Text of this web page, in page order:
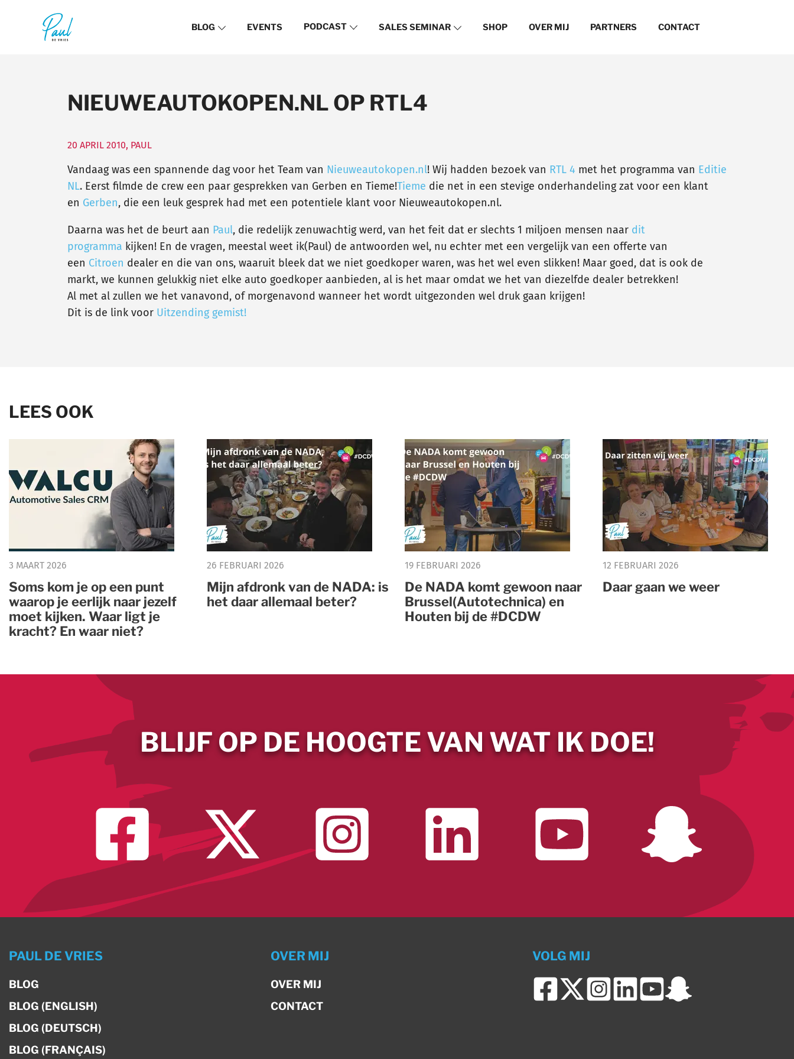
BLOG EVENTS PODCAST SALES SEMINAR SHOP OVER MIJ PARTNERS CONTACT
NIEUWEAUTOKOPEN.NL OP RTL4
20 APRIL 2010, PAUL
Vandaag was een spannende dag voor het Team van Nieuweautokopen.nl! Wij hadden bezoek van RTL 4 met het programma van Editie
NL. Eerst filmde de crew een paar gesprekken van Gerben en Tieme!Tieme die net in een stevige onderhandeling zat voor een klant
en Gerben, die een leuk gesprek had met een potentiele klant voor Nieuweautokopen.nl.
Daarna was het de beurt aan Paul, die redelijk zenuwachtig werd, van het feit dat er slechts 1 miljoen mensen naar dit
programma kijken! En de vragen, meestal weet ik(Paul) de antwoorden wel, nu echter met een vergelijk van een offerte van
een Citroen dealer en die van ons, waaruit bleek dat we niet goedkoper waren, was het wel even slikken! Maar goed, dat is ook de
markt, we kunnen gelukkig niet elke auto goedkoper aanbieden, al is het maar omdat we het van diezelfde dealer betrekken!
Al met al zullen we het vanavond, of morgenavond wanneer het wordt uitgezonden wel druk gaan krijgen!
Dit is de link voor Uitzending gemist!
LEES OOK
3 MAART 2026
Soms kom je op een punt
waarop je eerlijk naar jezelf
moet kijken. Waar ligt je
kracht? En waar niet?
26 FEBRUARI 2026
Mijn afdronk van de NADA: is
het daar allemaal beter?
19 FEBRUARI 2026
De NADA komt gewoon naar
Brussel(Autotechnica) en
Houten bij de #DCDW
12 FEBRUARI 2026
Daar gaan we weer
BLIJF OP DE HOOGTE VAN WAT IK DOE!
PAUL DE VRIES
BLOG
BLOG (ENGLISH)
BLOG (DEUTSCH)
BLOG (FRANÇAIS)
OVER MIJ
OVER MIJ
CONTACT
VOLG MIJ